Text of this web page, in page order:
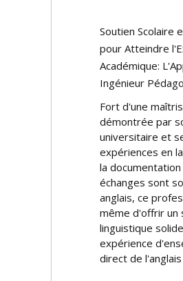
Soutien Scolaire
pour Atteindre
Académique:
Ingénieur
Fort d'une
démontrée par
universitaire et
expériences en
la
échanges sont
anglais, ce
même d'offrir un
linguistique
expérience
direct de